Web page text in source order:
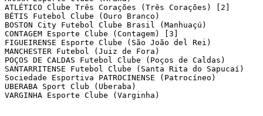
ATLÉTICO Clube Três Corações (Três Corações) [2]
BÉTIS Futebol Clube (Ouro Branco)
BOSTON City Futebol Clube Brasil (Manhuaçú)
CONTAGEM Esporte Clube (Contagem) [3]
FIGUEIRENSE Esporte Clube (São João del Rei)
MANCHESTER Futebol (Juiz de Fora)
POÇOS DE CALDAS Futebol Clube (Poços de Caldas)
SANTARRITENSE Futebol Clube (Santa Rita do Sapucaí)
Sociedade Esportiva PATROCINENSE (Patrocíneo)
UBERABA Sport Club (Uberaba)
VARGINHA Esporte Clube (Varginha)